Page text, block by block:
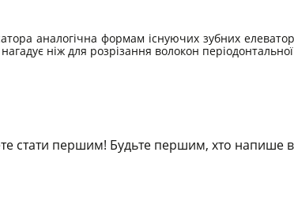
аналогічна формам існуючих зубних
ніж для розрізання волокон
стати першим! Будьте першим, хто напише